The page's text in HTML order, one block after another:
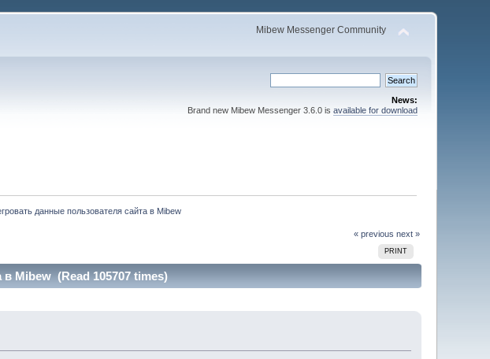
Mibew Messenger Community
News:
Brand new Mibew Messenger 3.6.0 is available for download
данные пользователя сайта в Mibew
« previous next »
PRINT
Mibew (Read 105707 times)